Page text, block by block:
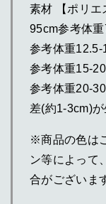
素材 【ポリエ
95cm参考体
参考体重
参考体重15-
参考体重20-
差(約1-3cm)が
※商品の色は
ン等によって
合がございま